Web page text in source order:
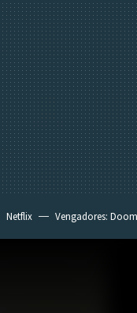
Netflix Vengadores: